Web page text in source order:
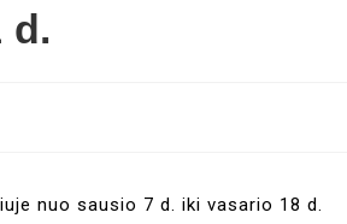
d.
nuo sausio 7 d. iki vasario 18 d.